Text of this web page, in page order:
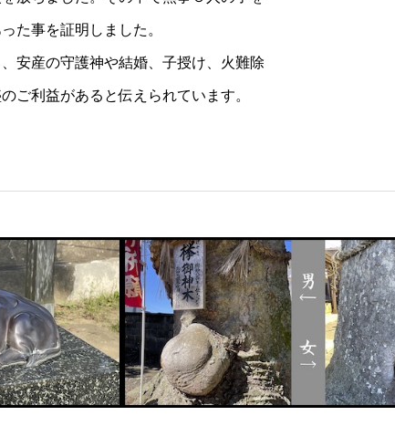
た事を証明しました。
安産の守護神や結婚、子授け、火難除
ご利益があると伝えられています。